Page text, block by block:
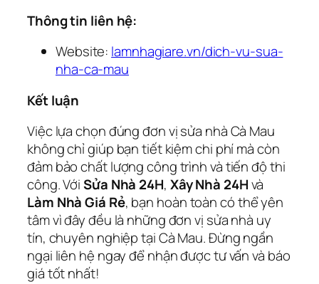
Thông tin liên hệ:
Website: lamnhagiare.vn/dich-vu-sua-
nha-ca-mau
Kết luận
Việc lựa chọn đúng đơn vị sửa nhà Cà Mau
không chỉ giúp bạn tiết kiệm chi phí mà còn
đảm bảo chất lượng công trình và tiến độ thi
công. VớiSửa Nhà 24H, Xây Nhà 24Hvà
Làm Nhà Giá Rẻ, bạn hoàn toàn có thể yên
tâm vì đây đều là những đơn vị sửa nhà uy
tín, chuyên nghiệp tại Cà Mau. Đừng ngần
ngại liên hệ ngay để nhận được tư vấn và báo
giá tốt nhất!